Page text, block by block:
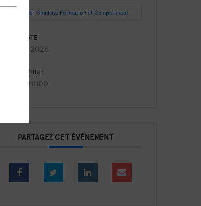
Intégrer Omnicité Formation et Compétences
DATE
Août 27 2026
HEURE
9h30 - 11h00
PARTAGEZ CET ÉVÉNEMENT